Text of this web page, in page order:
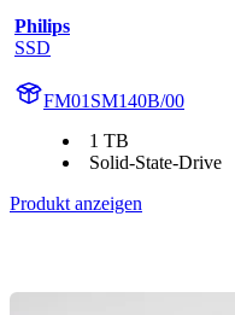
Philips
SSD
FM01SM140B/00
1 TB
Solid-State-Drive
Produkt anzeigen